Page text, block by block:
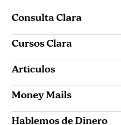
Consulta Clara
Cursos Clara
Artículos
Money Mails
Hablemos de Dinero